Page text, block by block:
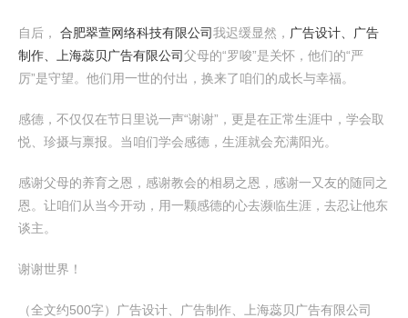
自后， 合肥翠萱网络科技有限公司我迟缓显然， 广告设计、广告
制作、上海蕊贝广告有限公司父母的“罗唆”是关怀，他们的“严
厉”是守望。他们用一世的付出，换来了咱们的成长与幸福。
感德，不仅仅在节日里说一声“谢谢”，更是在正常生涯中，学会取
悦、珍摄与禀报。当咱们学会感德，生涯就会充满阳光。
感谢父母的养育之恩，感谢教会的相易之恩，感谢一又友的随同之
恩。让咱们从当今开动，用一颗感德的心去濒临生涯，去忍让他东
谈主。
谢谢世界！
（全文约500字）广告设计、广告制作、上海蕊贝广告有限公司